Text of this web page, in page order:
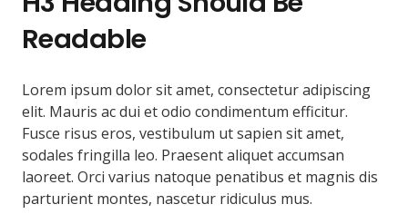
Readable
Lorem ipsum dolor sit amet, consectetur adipiscing
elit. Mauris ac dui et odio condimentum efficitur.
Fusce risus eros, vestibulum ut sapien sit amet,
sodales fringilla leo. Praesent aliquet accumsan
laoreet. Orci varius natoque penatibus et magnis dis
parturient montes, nascetur ridiculus mus.